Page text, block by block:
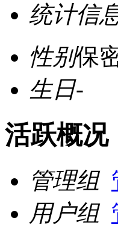
统计信
性别保
生日-
活跃概况
管理组
用户组